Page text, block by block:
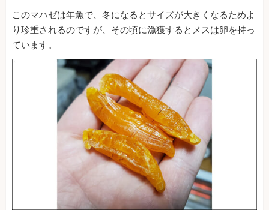
このマハゼは年魚で、冬になるとサイズが大きくなるためよ
り珍重されるのですが、その頃に漁獲するとメスは卵を持っ
ています。